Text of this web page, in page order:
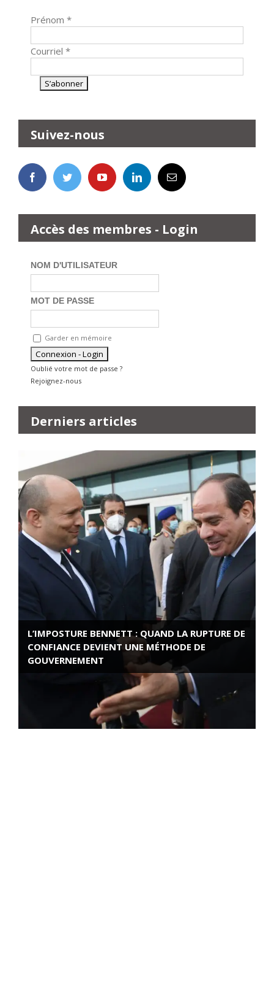
Prénom *
Courriel *
Suivez-nous
Accès des membres - Login
NOM D'UTILISATEUR
MOT DE PASSE
Garder en mémoire
Oublié votre mot de passe ?
Rejoignez-nous
Derniers articles
L’IMPOSTURE BENNETT : QUAND LA RUPTURE DE
CONFIANCE DEVIENT UNE MÉTHODE DE
GOUVERNEMENT
ROSE VALLAND, HEROÏNE DE LA RESISTANCE